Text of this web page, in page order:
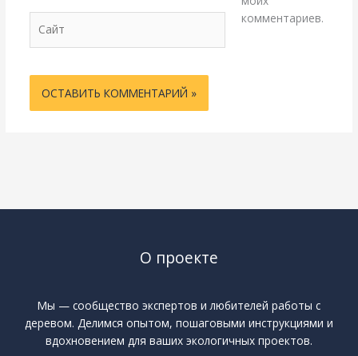
комментариев.
О проекте
Мы — сообщество экспертов и любителей работы с
деревом. Делимся опытом, пошаговыми инструкциями и
вдохновением для ваших экологичных проектов.